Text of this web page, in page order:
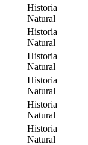
Historia
Natural
Historia
Natural
Historia
Natural
Historia
Natural
Historia
Natural
Historia
Natural